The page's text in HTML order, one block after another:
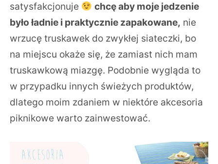
satysfakcjonuje
chcę aby moje jedzenie
było ładnie i praktycznie zapakowane, nie
wrzucę truskawek do zwykłej siateczki, bo
na miejscu okaże się, że zamiast nich mam
truskawkową miazgę. Podobnie wygląda to
w przypadku innych świeżych produktów,
dlatego moim zdaniem w niektóre akcesoria
piknikowe warto zainwestować.